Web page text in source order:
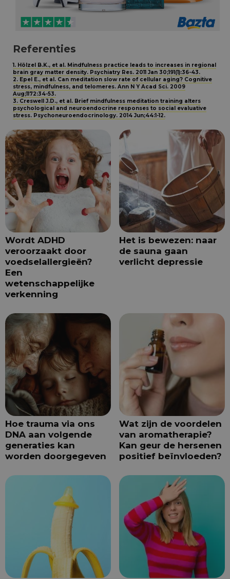
Referenties
1. Hölzel B.K., et al. Mindfulness practice leads to increases in regional
brain gray matter density. Psychiatry Res. 2011 Jan 30;191(1):36-43.
2. Epel E., et al. Can meditation slow rate of cellular aging? Cognitive
stress, mindfulness, and telomeres. Ann N Y Acad Sci. 2009
Aug;1172:34-53.
3. Creswell J.D., et al. Brief mindfulness meditation training alters
psychological and neuroendocrine responses to social evaluative
stress. Psychoneuroendocrinology. 2014 Jun;44:1-12.
Wordt ADHD
veroorzaakt door
voedselallergieën?
Een
wetenschappelijke
verkenning
Het is bewezen: naar
de sauna gaan
verlicht depressie
Hoe trauma via ons
DNA aan volgende
generaties kan
worden doorgegeven
Wat zijn de voordelen
van aromatherapie?
Kan geur de hersenen
positief beïnvloeden?